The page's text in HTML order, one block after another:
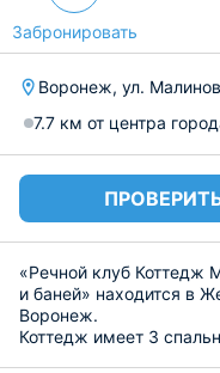
Забронировать
Воронеж, ул.
7.7 км от центра
«Речной клуб Коттедж
и баней» находится в
Воронеж.
Коттедж имеет 3